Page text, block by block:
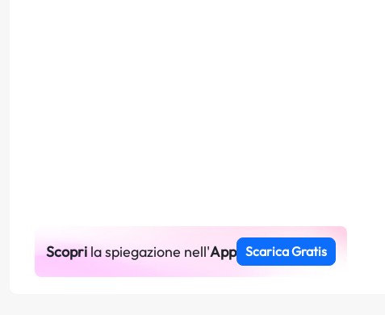
Scoprila spiegazione nell'App Scarica Gratis